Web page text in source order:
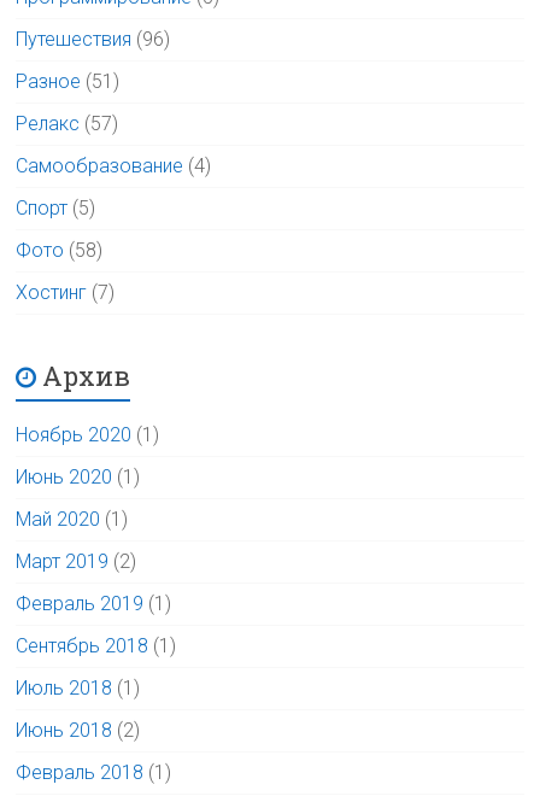
Путешествия (96)
Разное (51)
Релакс (57)
Самообразование (4)
Спорт (5)
Фото (58)
Хостинг (7)
Архив
Ноябрь 2020 (1)
Июнь 2020 (1)
Май 2020 (1)
Март 2019 (2)
Февраль 2019 (1)
Сентябрь 2018 (1)
Июль 2018 (1)
Июнь 2018 (2)
Февраль 2018 (1)